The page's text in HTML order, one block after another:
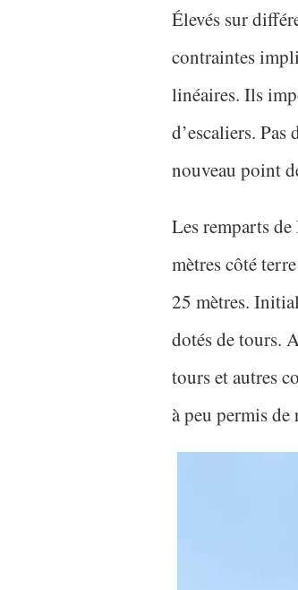
Élevés sur
contraintes
linéaires. Ils
d’escaliers.
nouveau point
Les remparts
mètres côté
25 mètres.
dotés de tours.
tours et autres
à peu permis de